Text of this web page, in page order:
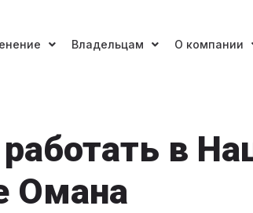
Владельцам О компании
в
Омана